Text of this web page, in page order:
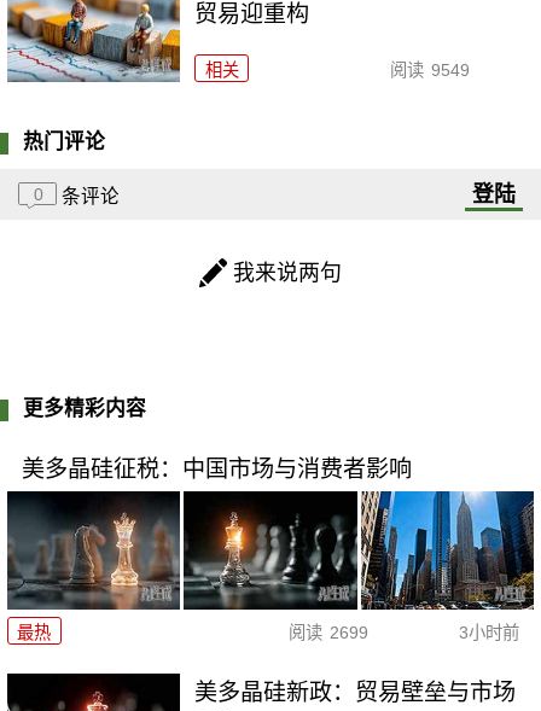
贸易迎重构
相关 阅读 9549
热门评论
0 条评论 登陆
我来说两句
更多精彩内容
美多晶硅征税：中国市场与消费者影响
最热 阅读 2699 3小时前
美多晶硅新政：贸易壁垒与市场